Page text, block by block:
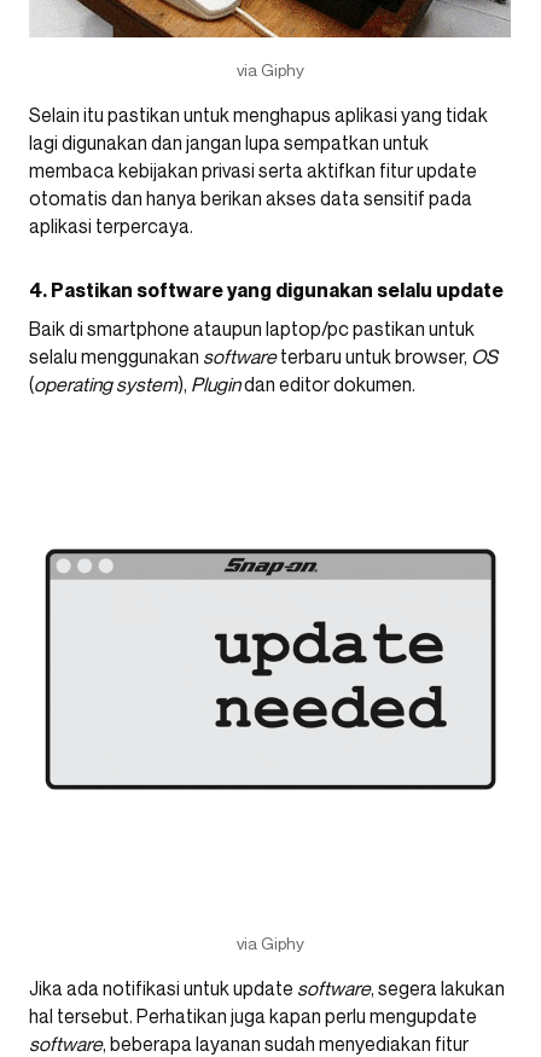
via Giphy
Selain itu pastikan untuk menghapus aplikasi yang tidak
lagi digunakan dan jangan lupa sempatkan untuk
membaca kebijakan privasi serta aktifkan fitur update
otomatis dan hanya berikan akses data sensitif pada
aplikasi terpercaya.
4. Pastikan software yang digunakan selalu update
Baik di smartphone ataupun laptop/pc pastikan untuk
selalu menggunakan softwareterbaru untuk browser, OS
(operating system), Plugindan editor dokumen.
via Giphy
Jika ada notifikasi untuk update software, segera lakukan
hal tersebut. Perhatikan juga kapan perlu mengupdate
software, beberapa layanan sudah menyediakan fitur